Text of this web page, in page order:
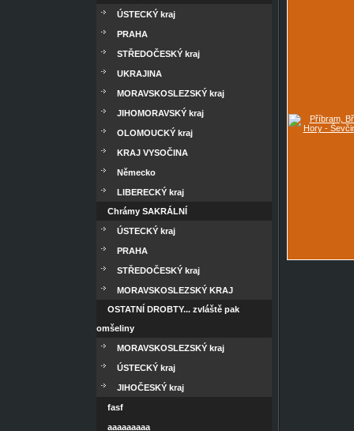
ÚSTECKÝ kraj
PRAHA
STŘEDOČESKÝ kraj
UKRAJINA
MORAVSKOSLEZSKÝ kraj
JIHOMORAVSKÝ kraj
OLOMOUCKÝ kraj
KRAJ VYSOČINA
Německo
LIBERECKÝ kraj
Chrámy SAKRÁLNÍ
ÚSTECKÝ kraj
PRAHA
STŘEDOČESKÝ kraj
MORAVSKOSLEZSKÝ KRAJ
OSTATNÍ DROBTY... zvláště pak
omšeliny
MORAVSKOSLEZSKÝ kraj
ÚSTECKÝ kraj
JIHOČESKÝ kraj
fasf
aaaaaaaaa